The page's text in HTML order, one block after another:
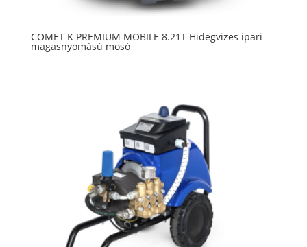
COMET K PREMIUM MOBILE 8.21T Hidegvizes ipari
magasnyomású mosó